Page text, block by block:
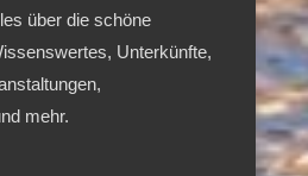
über die schöne
Unterkünfte,
mehr.